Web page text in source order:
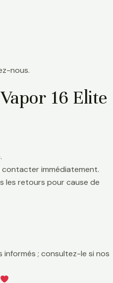
nous.
16 Elite
contacter immédiatement.
les retours pour cause de
informés ; consultez-le si nos